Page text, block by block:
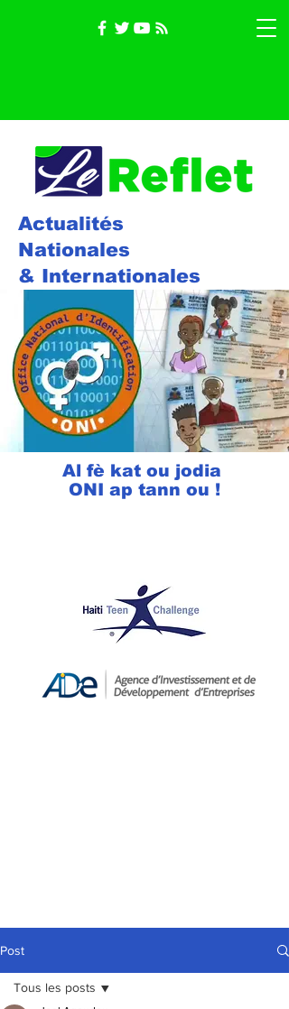
Actualités
Nationales
& Internationales
Al fè kat ou jodia
ONI ap tann ou !
Post
Tous les posts